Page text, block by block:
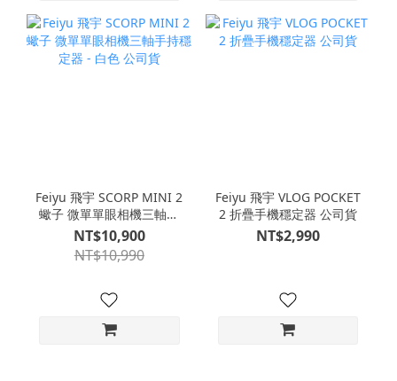
Feiyu 飛宇 SCORP MINI 2
蠍子 微單單眼相機三軸手
持穩定器 - 白色 公司貨
NT$10,900
NT$10,990
Feiyu 飛宇 VLOG POCKET
2 折疊手機穩定器 公司貨
NT$2,990